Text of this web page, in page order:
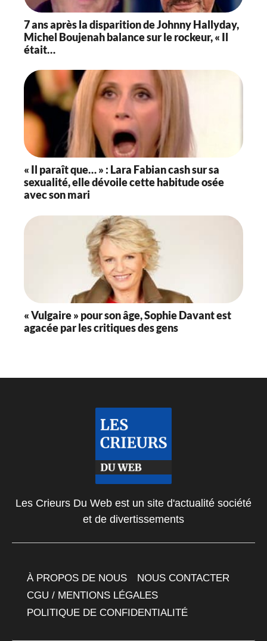
7 ans après la disparition de Johnny Hallyday,
Michel Boujenah balance sur le rockeur, « Il
était…
« Il paraît que… » : Lara Fabian cash sur sa
sexualité, elle dévoile cette habitude osée
avec son mari
« Vulgaire » pour son âge, Sophie Davant est
agacée par les critiques des gens
Les Crieurs Du Web est un site d'actualité société
et de divertissements
À PROPOS DE NOUS
NOUS CONTACTER
CGU / MENTIONS LÉGALES
POLITIQUE DE CONFIDENTIALITÉ